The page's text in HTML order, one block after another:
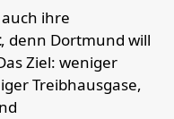
ihre
, denn Dortmund will
Ziel: weniger
Treibhausgase,